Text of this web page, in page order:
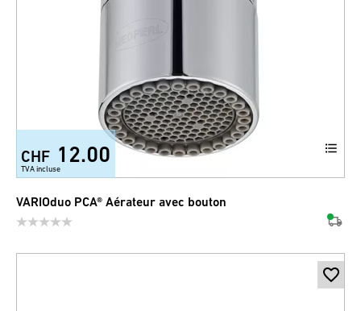
CHF 12.00
TVA incluse
VARIOduo PCA® Aérateur avec bouton